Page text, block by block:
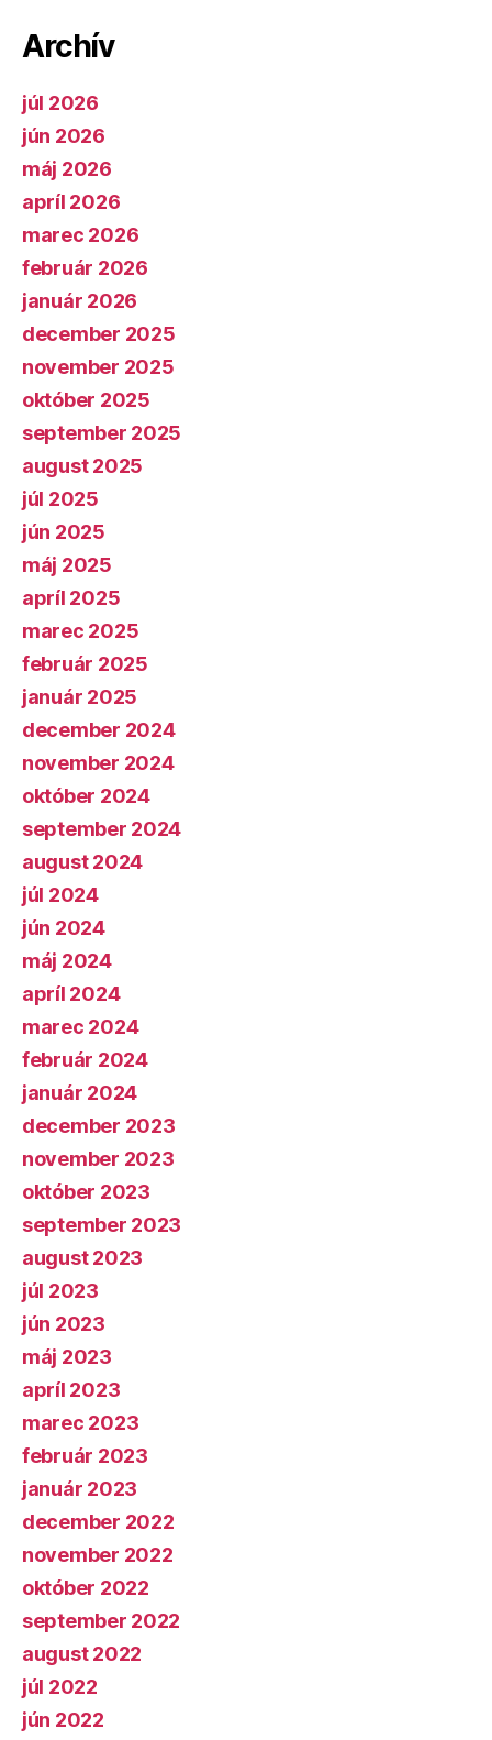
Archív
júl 2026
jún 2026
máj 2026
apríl 2026
marec 2026
február 2026
január 2026
december 2025
november 2025
október 2025
september 2025
august 2025
júl 2025
jún 2025
máj 2025
apríl 2025
marec 2025
február 2025
január 2025
december 2024
november 2024
október 2024
september 2024
august 2024
júl 2024
jún 2024
máj 2024
apríl 2024
marec 2024
február 2024
január 2024
december 2023
november 2023
október 2023
september 2023
august 2023
júl 2023
jún 2023
máj 2023
apríl 2023
marec 2023
február 2023
január 2023
december 2022
november 2022
október 2022
september 2022
august 2022
júl 2022
jún 2022